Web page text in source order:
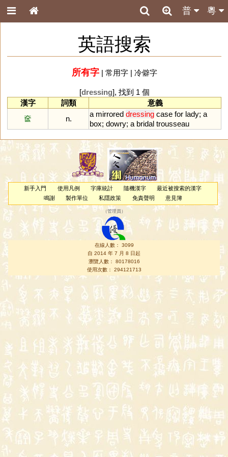
粵
普
英語搜索
所有字| 常用字| 冷僻字
[dressing], 找到 1 個
漢字
詞類
意義
奩
n.
a mirrored dressing case for lady; a
box; dowry; a bridal trousseau
新手入門 使用凡例 字庫統計 隨機漢字
最近被搜索的漢字
鳴謝
製作單位 私隱政策 免責聲明 意見簿
（管理員 ）
在線人數： 3099
自 2014 年 7 月 8 日起
瀏覽人數： 80178016
使用次數： 294121713